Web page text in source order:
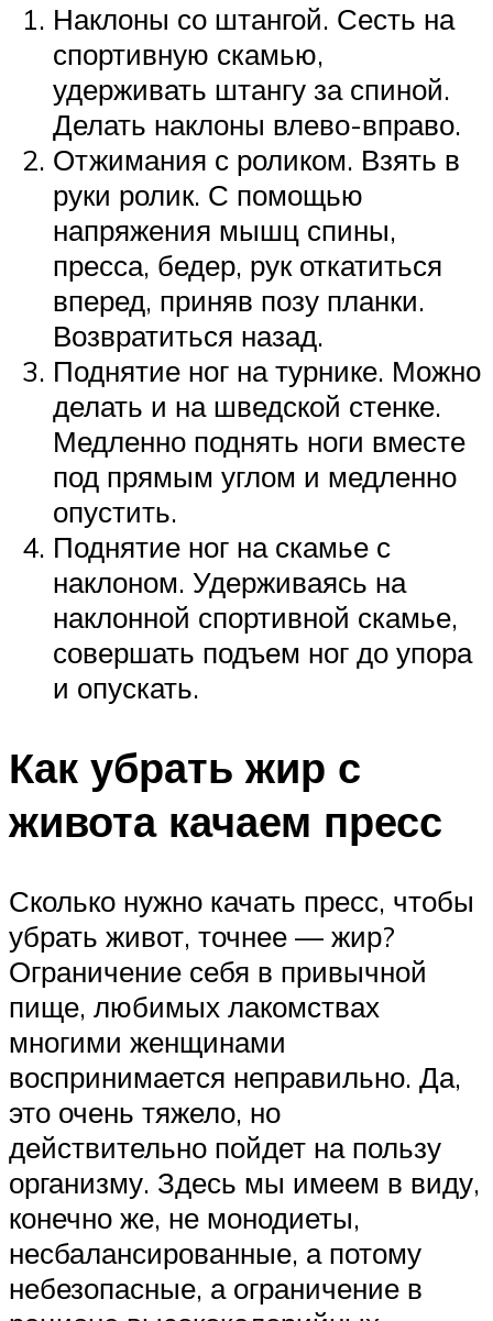
Наклоны со штангой. Сесть на
спортивную скамью,
удерживать штангу за спиной.
Делать наклоны влево-вправо.
Отжимания с роликом. Взять в
руки ролик. С помощью
напряжения мышц спины,
пресса, бедер, рук откатиться
вперед, приняв позу планки.
Возвратиться назад.
Поднятие ног на турнике. Можно
делать и на шведской стенке.
Медленно поднять ноги вместе
под прямым углом и медленно
опустить.
Поднятие ног на скамье с
наклоном. Удерживаясь на
наклонной спортивной скамье,
совершать подъем ног до упора
и опускать.
Как убрать жир с
живота качаем пресс
Сколько нужно качать пресс, чтобы
убрать живот, точнее — жир?
Ограничение себя в привычной
пище, любимых лакомствах
многими женщинами
воспринимается неправильно. Да,
это очень тяжело, но
действительно пойдет на пользу
организму. Здесь мы имеем в виду,
конечно же, не монодиеты,
несбалансированные, а потому
небезопасные, а ограничение в